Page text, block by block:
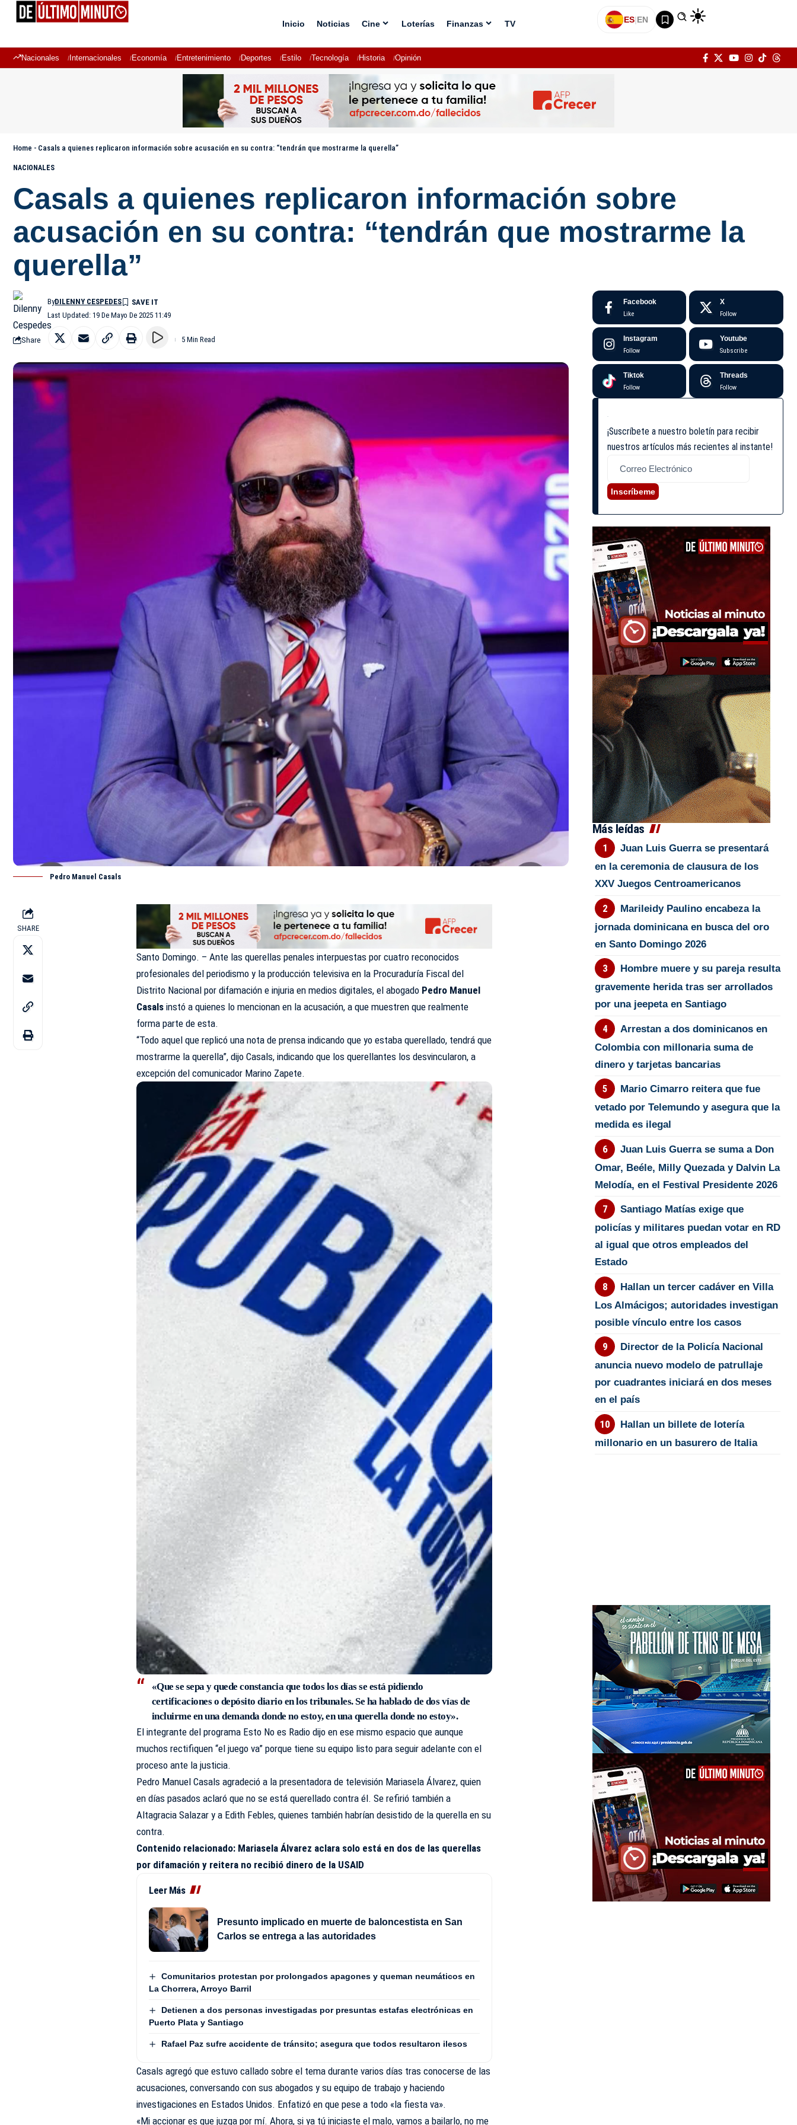
Inicio Noticias Cine Loterías Finanzas TV ES|EN
Nacionales Internacionales Economía Entretenimiento Deportes Estilo Tecnología Historia Opinión
Home - Casals a quienes replicaron información sobre acusación en su contra: “tendrán que mostrarme la querella”
NACIONALES
Casals a quienes replicaron información sobre
acusación en su contra: “tendrán que mostrarme la
querella”
Last Updated: 19 De Mayo De 2025 11:49
ByDILENNY CESPEDES
Share 5 Min Read
Pedro Manuel Casals
SHARE
Santo Domingo. – Ante las querellas penales interpuestas por cuatro reconocidos
profesionales del periodismo y la producción televisiva en la Procuraduría Fiscal del
Distrito Nacional por difamación e injuria en medios digitales, el abogado Pedro Manuel
Casals instó a quienes lo mencionan en la acusación, a que muestren que realmente
forma parte de esta.
“Todo aquel que replicó una nota de prensa indicando que yo estaba querellado, tendrá que
mostrarme la querella”, dijo Casals, indicando que los querellantes los desvincularon, a
excepción del comunicador Marino Zapete.
«Que se sepa y quede constancia que todos los días se está pidiendo
certificaciones o depósito diario en los tribunales. Se ha hablado de dos vías de
incluirme en una demanda donde no estoy, en una querella donde no estoy».
El integrante delprograma Esto No es Radiodijo en ese mismo espacio que aunque
muchos rectifiquen “el juego va” porque tiene su equipo listo para seguir adelante con el
proceso ante la justicia.
Pedro Manuel Casalsagradeció a la presentadora de televisión Mariasela Álvarez, quien
en días pasados aclaró que no se está querellado contra él. Se refirió también a
Altagracia Salazar y a Edith Febles, quienes también habrían desistido de la querella en su
contra.
Contenido relacionado: Mariasela Álvarez aclara solo está en dos de las querellas
por difamación y reitera no recibió dinero de la USAID
Leer Más
Presunto implicado en muerte de baloncestista en San
Carlos se entrega a las autoridades
Comunitarios protestan por prolongados apagones y queman neumáticos en
La Chorrera, Arroyo Barril
Detienen a dos personas investigadas por presuntas estafas electrónicas en
Puerto Plata y Santiago
Rafael Paz sufre accidente de tránsito; asegura que todos resultaron ilesos
Casals agregó que estuvo callado sobre el tema durante varios días tras conocerse de las
acusaciones, conversando con sus abogados y su equipo de trabajo y haciendo
investigaciones en Estados Unidos. Enfatizó en que pese a todo «la fiesta va».
«Mi accionar es que juzga por mí. Ahora, si ya tú iniciaste el malo, vamos a bailarlo, no me
Facebook
Like
X
Follow
Instagram
Follow
Youtube
Subscribe
Tiktok
Follow
Threads
Follow
¡Suscríbete a nuestro boletín para recibir
nuestros artículos más recientes al instante!
Inscríbeme
Más leídas
Juan Luis Guerra se presentará
en la ceremonia de clausura de los
XXV Juegos Centroamericanos
Marileidy Paulino encabeza la
jornada dominicana en busca del oro
en Santo Domingo 2026
Hombre muere y su pareja resulta
gravemente herida tras ser arrollados
por una jeepeta en Santiago
Arrestan a dos dominicanos en
Colombia con millonaria suma de
dinero y tarjetas bancarias
Mario Cimarro reitera que fue
vetado por Telemundo y asegura que la
medida es ilegal
Juan Luis Guerra se suma a Don
Omar, Beéle, Milly Quezada y Dalvin La
Melodía, en el Festival Presidente 2026
Santiago Matías exige que
policías y militares puedan votar en RD
al igual que otros empleados del
Estado
Hallan un tercer cadáver en Villa
Los Almácigos; autoridades investigan
posible vínculo entre los casos
Director de la Policía Nacional
anuncia nuevo modelo de patrullaje
por cuadrantes iniciará en dos meses
en el país
Hallan un billete de lotería
millonario en un basurero de Italia